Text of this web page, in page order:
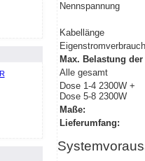
Nennspannung
Kabellänge
Eigenstromverbrauch
Max. Belastung
Alle gesamt
Dose 1-4 2300W +
Dose 5-8 2300W
Maße:
Lieferumfang: